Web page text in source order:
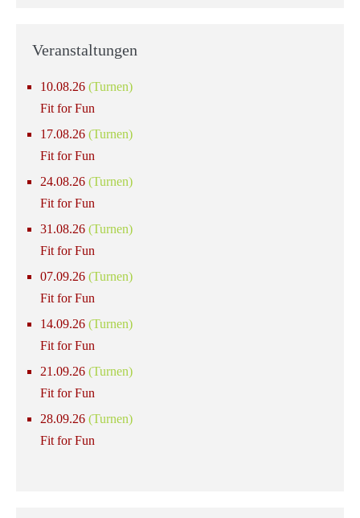
Veranstaltungen
10.08.26 (Turnen)
Fit for Fun
17.08.26 (Turnen)
Fit for Fun
24.08.26 (Turnen)
Fit for Fun
31.08.26 (Turnen)
Fit for Fun
07.09.26 (Turnen)
Fit for Fun
14.09.26 (Turnen)
Fit for Fun
21.09.26 (Turnen)
Fit for Fun
28.09.26 (Turnen)
Fit for Fun